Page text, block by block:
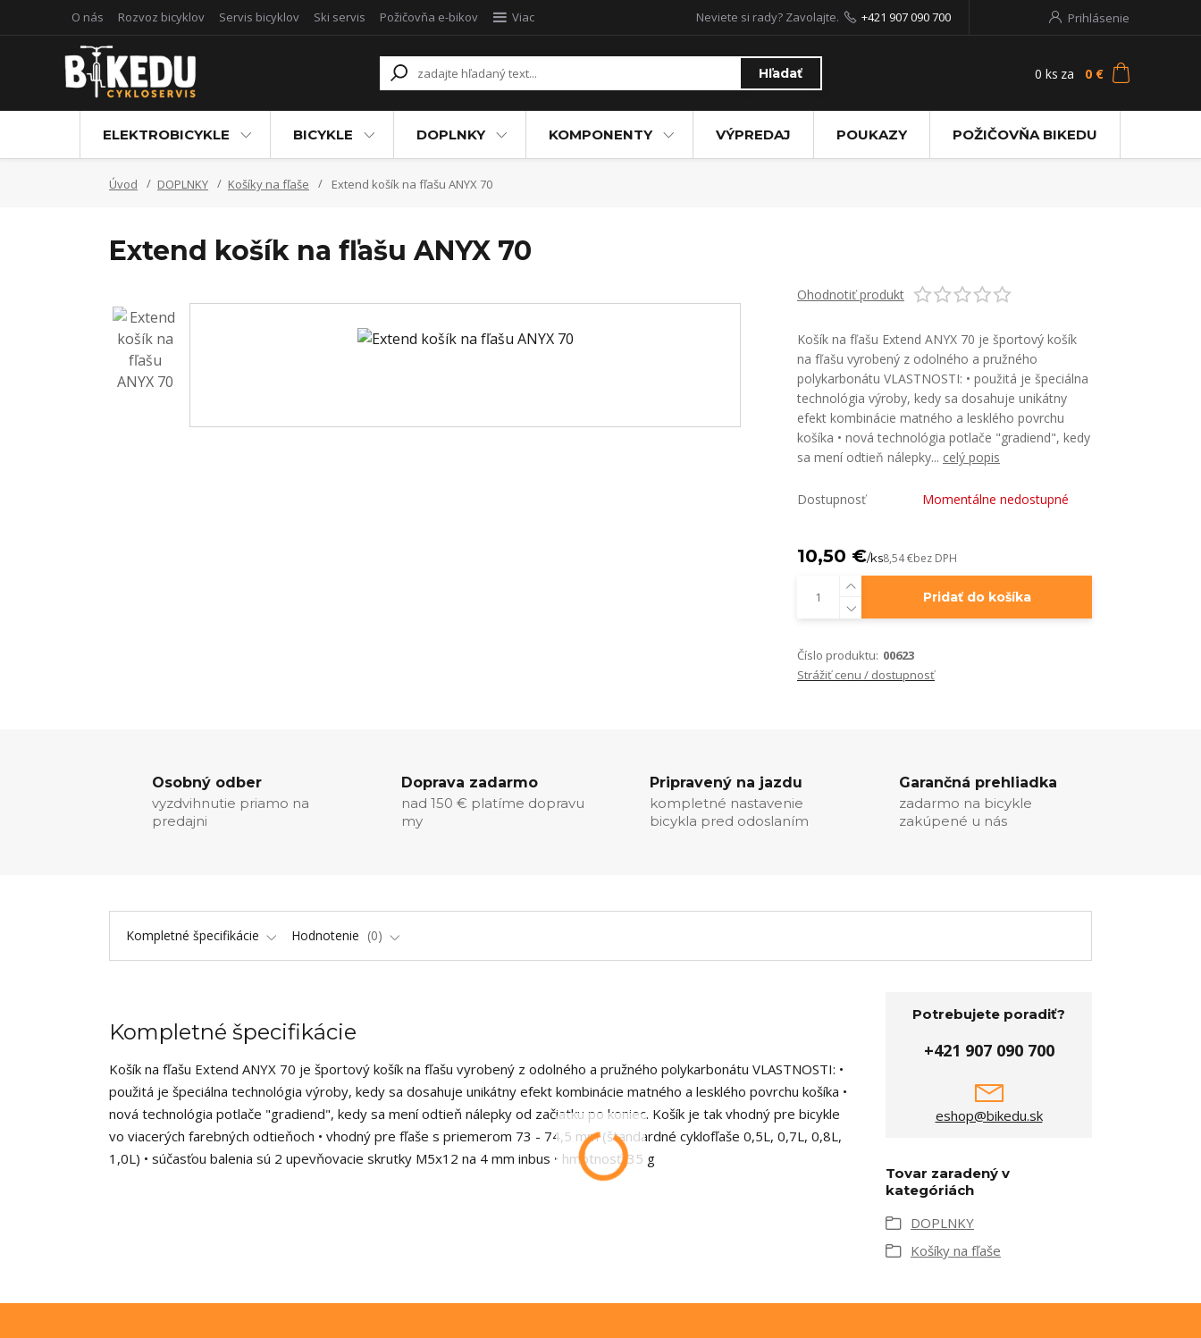
O nás Rozvoz bicyklov Servis bicyklov Ski servis Požičovňa e-bikov Viac Prihlásenie
Hľadať
Neviete si rady? Zavolajte. +421 907 090 700
0 ks za 0 €
ELEKTROBICYKLE BICYKLE DOPLNKY KOMPONENTY VÝPREDAJ POUKAZY POŽIČOVŇA BIKEDU
Úvod DOPLNKY Košíky na fľaše Extend košík na fľašu ANYX 70
Extend košík na fľašu ANYX 70
Ohodnotiť produkt
Košík na fľašu Extend ANYX 70 je športový košík
na fľašu vyrobený z odolného a pružného
polykarbonátu VLASTNOSTI: • použitá je špeciálna
technológia výroby, kedy sa dosahuje unikátny
efekt kombinácie matného a lesklého povrchu
košíka • nová technológia potlače "gradiend", kedy
sa mení odtieň nálepky... celý popis
Dostupnosť Momentálne nedostupné
10,50 €/ks8,54 €bez DPH
Pridať do košíka
Číslo produktu: 00623
Strážiť cenu / dostupnosť
Osobný odber
vyzdvihnutie priamo na
predajni
Doprava zadarmo
nad 150 € platíme dopravu
my
Pripravený na jazdu
kompletné nastavenie
bicykla pred odoslaním
Garančná prehliadka
zadarmo na bicykle
zakúpené u nás
Kompletné špecifikácie Hodnotenie 0
Kompletné špecifikácie
Košík na fľašu Extend ANYX 70 je športový košík na fľašu vyrobený z odolného a pružného polykarbonátu VLASTNOSTI: •
použitá je špeciálna technológia výroby, kedy sa dosahuje unikátny efekt kombinácie matného a lesklého povrchu košíka •
nová technológia potlače "gradiend", kedy sa mení odtieň nálepky od začiatku po koniec. Košík je tak vhodný pre bicykle
vo viacerých farebných odtieňoch • vhodný pre fľaše s priemerom 73 - 74,5 mm (štandardné cyklofľaše 0,5L, 0,7L, 0,8L,
1,0L) • súčasťou balenia sú 2 upevňovacie skrutky M5x12 na 4 mm inbus • hmotnosť: 35 g
Potrebujete poradiť?
+421 907 090 700
eshop@bikedu.sk
Tovar zaradený v
kategóriách
DOPLNKY
Košíky na fľaše